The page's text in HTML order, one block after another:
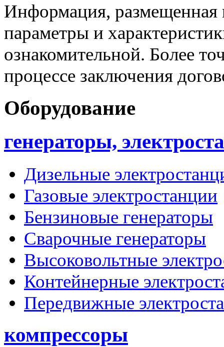
Информация, размещенная
параметры и
ознакомительной. Более
процессе заключения
Оборудование
генераторы,
Дизельные
Газовые электростанции
Бензиновые генераторы
Сварочные генераторы
Высоковольтные
Контейнерные
Передвижные
компрессоры